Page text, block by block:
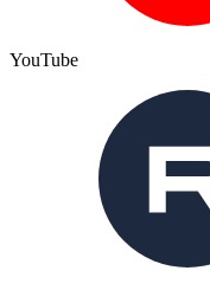
YouTube